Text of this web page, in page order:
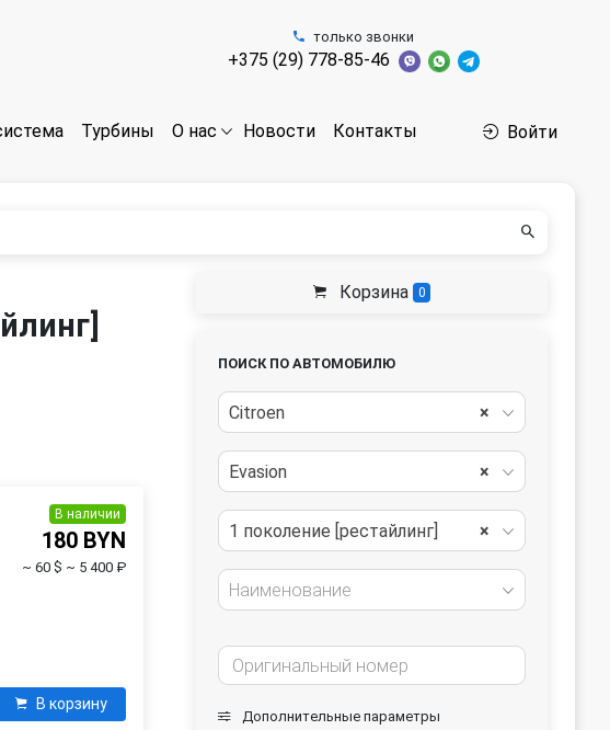
только звонки
+375 (29) 778-85-46
Турбины О нас Новости Контакты Войти
В наличии
180 BYN
~ 60 $ ~ 5 400 ₽
В корзину
Корзина 0
ПОИСК ПО АВТОМОБИЛЮ
×
Citroen
×
Evasion
×
1 поколение [рестайлинг]
Наименование
Дополнительные параметры